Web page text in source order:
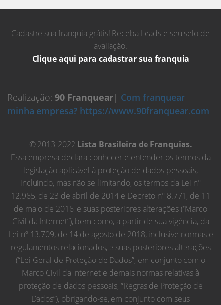
Cadastre sua franquia grátis! Receba Leads e seu selo de
avaliação.
Clique aqui para cadastrar sua franquia
Realização: 90 Franquear| Com franquear
minha empresa? https://www.90franquear.com
© 2013-2022 Lista Brasileira de Franquias.
Essa empresa declara conhecer e entender os termos da
legislação aplicável à proteção de dados pessoais,
incluindo, mas não se limitando, os termos da Lei nº
12.965, de 23 de abril de 2014 e Decreto nº 8.771, de 11
de maio de 2016, e suas posteriores alterações (“Marco
Civil da Internet”), bem como, a partir de sua vigência, da
Lei nº 13.709, de 14 de agosto de 2018, inclusive normas e
regulamentos relacionados, e suas posteriores alterações
(“Lei Geral de Proteção de Dados”, em conjunto com o
Marco Civil da Internet e demais normas relativas à
proteção de dados pessoais, “Regras de Proteção de
Dados”), obrigando-se, em conjunto com seus